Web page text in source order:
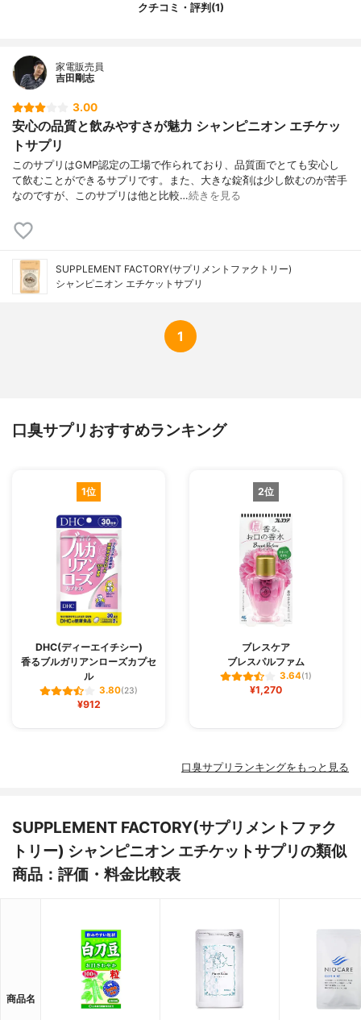
クチコミ・評判(1)
家電販売員
吉田剛志
3.00
安心の品質と飲みやすさが魅力 シャンピニオン エチケッ
トサプリ
このサプリはGMP認定の工場で作られており、品質面でとても安心し
て飲むことができるサプリです。また、大きな錠剤は少し飲むのが苦手
なのですが、このサプリは他と比較…続きを見る
SUPPLEMENT FACTORY(サプリメントファクトリー)
シャンピニオン エチケットサプリ
1
口臭サプリおすすめランキング
1位
DHC(ディーエイチシー)
香るブルガリアンローズカプセ
ル
3.80(23)
¥912
2位
ブレスケア
ブレスパルファム
3.64(1)
¥1,270
口臭サプリランキングをもっと見る
SUPPLEMENT FACTORY(サプリメントファク
トリー) シャンピニオン エチケットサプリの類似
商品：評価・料金比較表
商品名